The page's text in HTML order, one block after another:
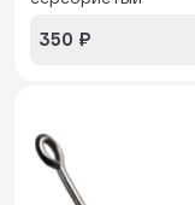
350 ₽